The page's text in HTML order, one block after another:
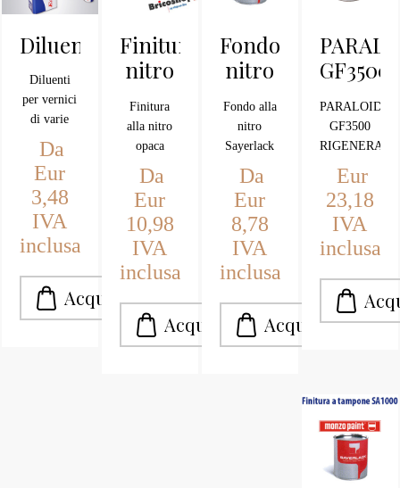
Diluenti
Diluenti
per vernici
di varie
Diluente di
prima
qualità
prodotti da
Lombardi /
2bm e da
Sprintchimica.
I diluenti
sono di alta
Da
Eur
3,48
IVA
inclusa
Finitura
nitro
colorata
opaca
SZ 10
per
legno
Finitura
alla nitro
opaca
anche
colorata per
finiture di
pregio in
versione
opaca 10
gloss.
Catalizzabile/diluibile
con
Da
Eur
10,98
IVA
inclusa
Fondo
nitro
SU220
per
legno
Fondo alla
nitro
Sayerlack
catalizzabile
(diluibile)
con
diluente
nitro.
Da
Eur
8,78
IVA
inclusa
GF3500
PER
LEGNI
TENERI
PARALOID
GF3500
LEGNI
TENERI O
DEGRADATI
Eur
23,18
IVA
inclusa